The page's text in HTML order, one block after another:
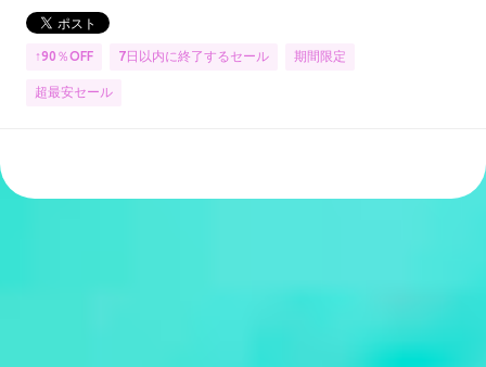
↑90％OFF 7日以内に終了するセール 期間限定
超最安セール